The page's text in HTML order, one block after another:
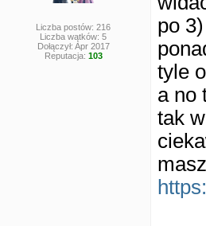
Liczba postów: 216
Liczba wątków: 5
Dołączył: Apr 2017
Reputacja: 103
po
tyle
a
tak